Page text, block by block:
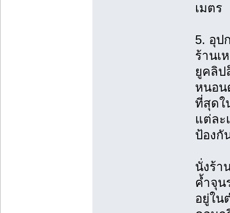
เมตร
5. อุป
ร้านเ
ยูคลิป
หนอ
ที่สุดใ
แต่ละ
ป้องกั
นั่งร้า
ค้ำจุน
อยู่ใน